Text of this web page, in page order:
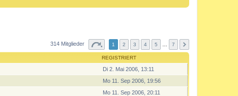
314 Mitglieder 1 2 3 4 5 7
REGISTRIERT
Di 2. Mai 2006, 13:11
Mo 11. Sep 2006, 19:56
Mo 11. Sep 2006, 20:11